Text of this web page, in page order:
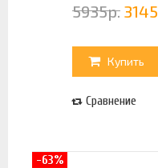
5935р. 3145
Купить
Сравнение
-63%